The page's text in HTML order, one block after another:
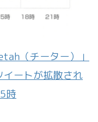
（チーター）」
ートが拡散され
時